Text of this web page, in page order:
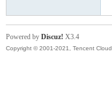
Powered by Discuz! X3.4
Copyright © 2001-2021, Tencent Cloud.